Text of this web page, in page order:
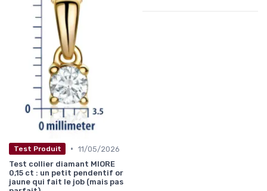
Test Produit • 11/05/2026
Test collier diamant MIORE
0,15 ct : un petit pendentif or
jaune qui fait le job (mais pas